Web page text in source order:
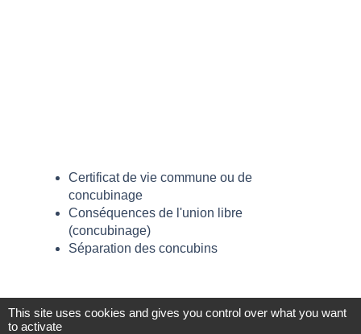
Certificat de vie commune ou de
concubinage
Conséquences de l'union libre
(concubinage)
Séparation des concubins
Services en ligne et formulaires
This site uses cookies and gives you control over what you want
to activate